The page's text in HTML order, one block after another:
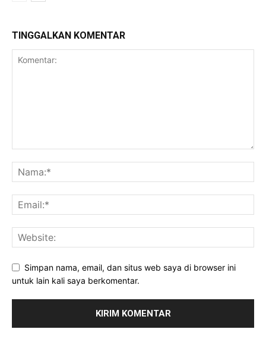
TINGGALKAN KOMENTAR
Simpan nama, email, dan situs web saya di browser ini
untuk lain kali saya berkomentar.